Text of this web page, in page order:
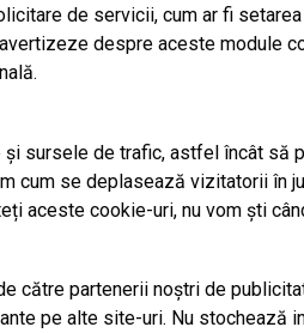
de servicii, cum ar fi
despre aceste module
sursele de trafic, astfel încât să
cum se deplasează vizitatorii
aceste cookie-uri, nu vom ști
către partenerii noștri de
pe alte site-uri. Nu